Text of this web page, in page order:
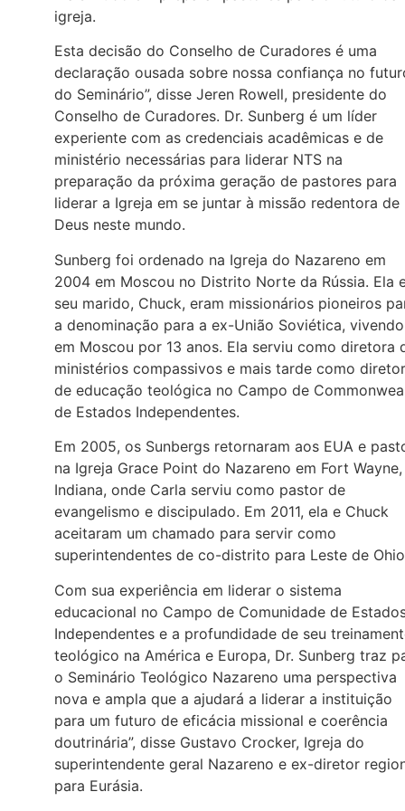
igreja.
Esta decisão do Conselho de Curadores é uma
declaração ousada sobre nossa confiança no
do Seminário”, disse Jeren Rowell, presidente do
Conselho de Curadores. Dr. Sunberg é um líder
experiente com as credenciais acadêmicas e de
ministério necessárias para liderar NTS na
preparação da próxima geração de pastores para
liderar a Igreja em se juntar à missão redentora de
Deus neste mundo.
Sunberg foi ordenado na Igreja do Nazareno em
2004 em Moscou no Distrito Norte da Rússia. Ela
seu marido, Chuck, eram missionários pioneiros
a denominação para a ex-União Soviética, vivendo
em Moscou por 13 anos. Ela serviu como diretora
ministérios compassivos e mais tarde como
de educação teológica no Campo de
de Estados Independentes.
Em 2005, os Sunbergs retornaram aos EUA e
na Igreja Grace Point do Nazareno em Fort Wayne,
Indiana, onde Carla serviu como pastor de
evangelismo e discipulado. Em 2011, ela e Chuck
aceitaram um chamado para servir como
superintendentes de co-distrito para Leste de
Com sua experiência em liderar o sistema
educacional no Campo de Comunidade de
Independentes e a profundidade de seu
teológico na América e Europa, Dr. Sunberg traz
o Seminário Teológico Nazareno uma perspectiva
nova e ampla que a ajudará a liderar a instituição
para um futuro de eficácia missional e coerência
doutrinária”, disse Gustavo Crocker, Igreja do
superintendente geral Nazareno e ex-diretor
para Eurásia.